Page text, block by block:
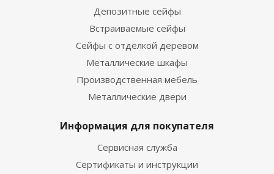
Депозитные сейфы
Встраиваемые сейфы
Сейфы с отделкой деревом
Металлические шкафы
Производственная мебель
Металлические двери
Информация для покупателя
Сервисная служба
Сертификаты и инструкции